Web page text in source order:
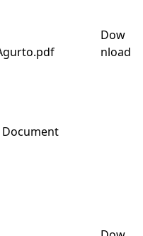
Dow
nload